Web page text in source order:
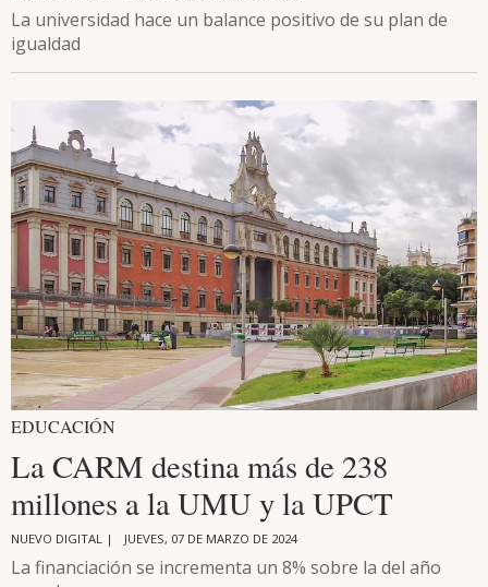
La universidad hace un balance positivo de su plan de
igualdad
EDUCACIÓN
La CARM destina más de 238
millones a la UMU y la UPCT
NUEVO DIGITAL | JUEVES, 07 DE MARZO DE 2024
La financiación se incrementa un 8% sobre la del año